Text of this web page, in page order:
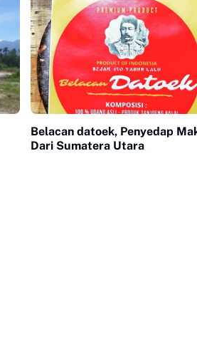
Belacan datoek, Penyedap
Dari Sumatera Utara